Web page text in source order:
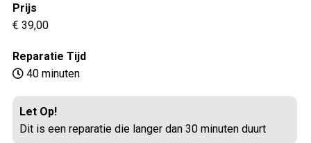
Prijs
€ 39,00
Reparatie Tijd
40 minuten
Let Op!
Dit is een reparatie die langer dan 30 minuten duurt